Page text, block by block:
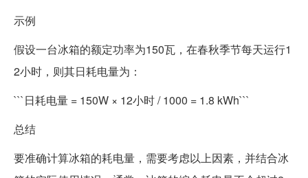
示例
假设一台冰箱的额定功率为150瓦，在春秋季节每天运行1
2小时，则其日耗电量为：
```日耗电量 = 150W × 12小时 / 1000 = 1.8 kWh```
总结
要准确计算冰箱的耗电量，需要考虑以上因素，并结合冰